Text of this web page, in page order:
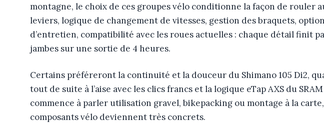
montagne, le choix de ces groupes vélo conditionne la façon de rouler
leviers, logique de changement de vitesses, gestion des braquets,
d’entretien, compatibilité avec les roues actuelles : chaque détail finit
jambes sur une sortie de 4 heures.
Certains préféreront la continuité et la douceur du Shimano 105 Di2,
tout de suite à l’aise avec les clics francs et la logique eTap AXS du
commence à parler utilisation gravel, bikepacking ou montage à la
composants vélo deviennent très concrets.